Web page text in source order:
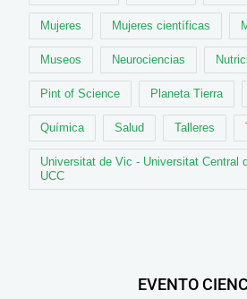
Mujeres Mujeres científicas
Museos Neurociencias
Pint of Science Planeta Tierra
Química Salud Talleres
Universitat de Vic - Universitat Central
UCC
EVENTO